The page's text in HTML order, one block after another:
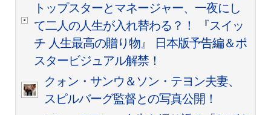
トップスターとマネージャー、一夜にし
て二人の人生が入れ替わる？！ 『スイッ
チ 人生最高の贈り物』 日本版予告編＆ポ
スタービジュアル解禁！
クォン・サンウ＆ソン・テヨン夫妻、
スピルバーグ監督との写真公開！